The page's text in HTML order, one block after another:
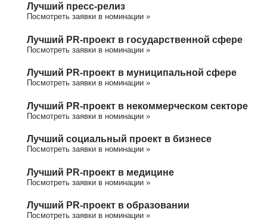
Лучший пресс-релиз
Посмотреть заявки в номинации »
Лучший PR-проект в государственной сфере
Посмотреть заявки в номинации »
Лучший PR-проект в муниципальной сфере
Посмотреть заявки в номинации »
Лучший PR-проект в некоммерческом секторе
Посмотреть заявки в номинации »
Лучший социальный проект в бизнесе
Посмотреть заявки в номинации »
Лучший PR-проект в медицине
Посмотреть заявки в номинации »
Лучший PR-проект в образовании
Посмотреть заявки в номинации »